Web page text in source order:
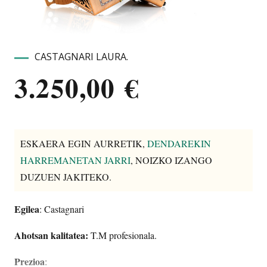
CASTAGNARI LAURA.
3.250,00€
ESKAERA EGIN AURRETIK, DENDAREKIN
HARREMANETAN JARRI, NOIZKO IZANGO
DUZUEN JAKITEKO.
Egilea: Castagnari
Ahotsan kalitatea: T.M profesionala.
Prezioa: